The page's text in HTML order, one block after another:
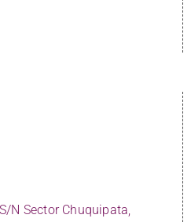
N Sector Chuquipata,